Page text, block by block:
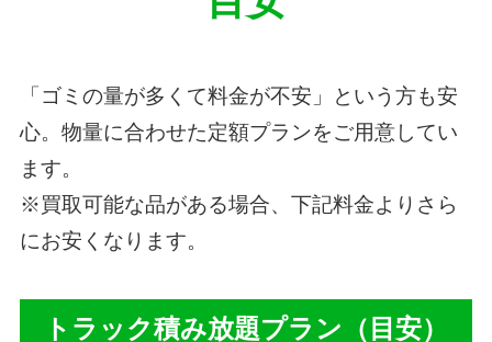
「ゴミの量が多くて料金が不安」という方も安
心。物量に合わせた定額プランをご用意してい
ます。
※買取可能な品がある場合、下記料金よりさら
にお安くなります。
トラック積み放題プラン（目安）